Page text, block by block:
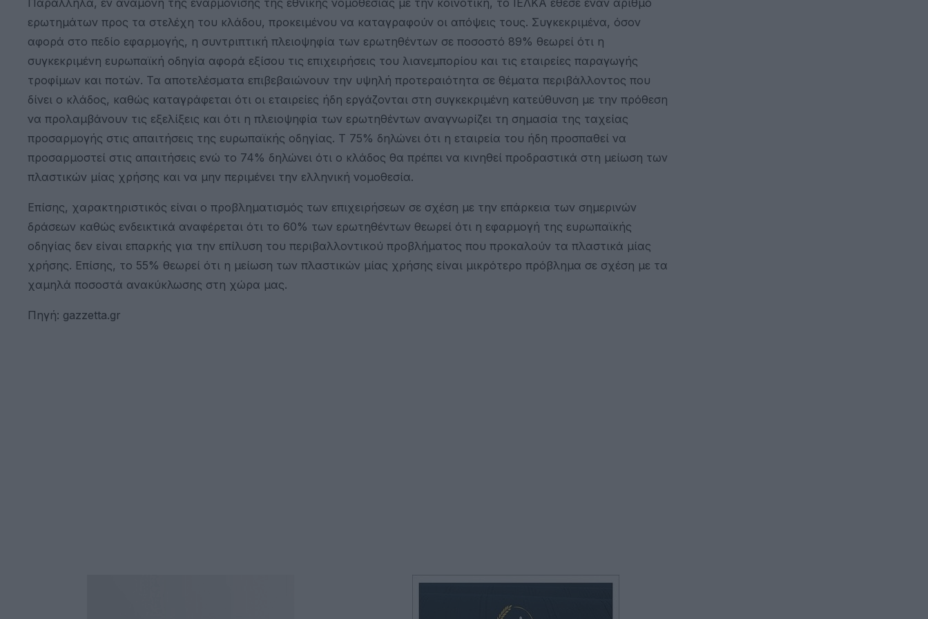
ερωτημάτων προς τα στελέχη του κλάδου, προκειμένου να καταγραφούν οι απόψεις τους. Συγκεκριμένα, όσον
αφορά στο πεδίο εφαρμογής, η συντριπτική πλειοψηφία των ερωτηθέντων σε ποσοστό 89% θεωρεί ότι η
συγκεκριμένη ευρωπαϊκή οδηγία αφορά εξίσου τις επιχειρήσεις του λιανεμπορίου και τις εταιρείες παραγωγής
τροφίμων και ποτών. Τα αποτελέσματα επιβεβαιώνουν την υψηλή προτεραιότητα σε θέματα περιβάλλοντος που
δίνει ο κλάδος, καθώς καταγράφεται ότι οι εταιρείες ήδη εργάζονται στη συγκεκριμένη κατεύθυνση με την πρόθεση
να προλαμβάνουν τις εξελίξεις και ότι η πλειοψηφία των ερωτηθέντων αναγνωρίζει τη σημασία της ταχείας
προσαρμογής στις απαιτήσεις της ευρωπαϊκής οδηγίας. Τ 75% δηλώνει ότι η εταιρεία του ήδη προσπαθεί να
προσαρμοστεί στις απαιτήσεις ενώ το 74% δηλώνει ότι ο κλάδος θα πρέπει να κινηθεί προδραστικά στη μείωση των
πλαστικών μίας χρήσης και να μην περιμένει την ελληνική νομοθεσία.
Επίσης, χαρακτηριστικός είναι ο προβληματισμός των επιχειρήσεων σε σχέση με την επάρκεια των σημερινών
δράσεων καθώς ενδεικτικά αναφέρεται ότι το 60% των ερωτηθέντων θεωρεί ότι η εφαρμογή της ευρωπαϊκής
οδηγίας δεν είναι επαρκής για την επίλυση του περιβαλλοντικού προβλήματος που προκαλούν τα πλαστικά μίας
χρήσης. Επίσης, το 55% θεωρεί ότι η μείωση των πλαστικών μίας χρήσης είναι μικρότερο πρόβλημα σε σχέση με τα
χαμηλά ποσοστά ανακύκλωσης στη χώρα μας.
Πηγή: gazzetta.gr